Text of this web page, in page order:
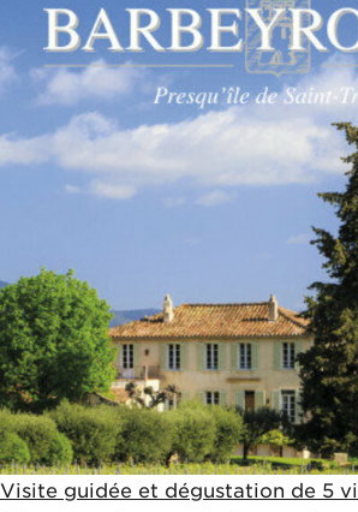
Visite guidée et dégustation de 5